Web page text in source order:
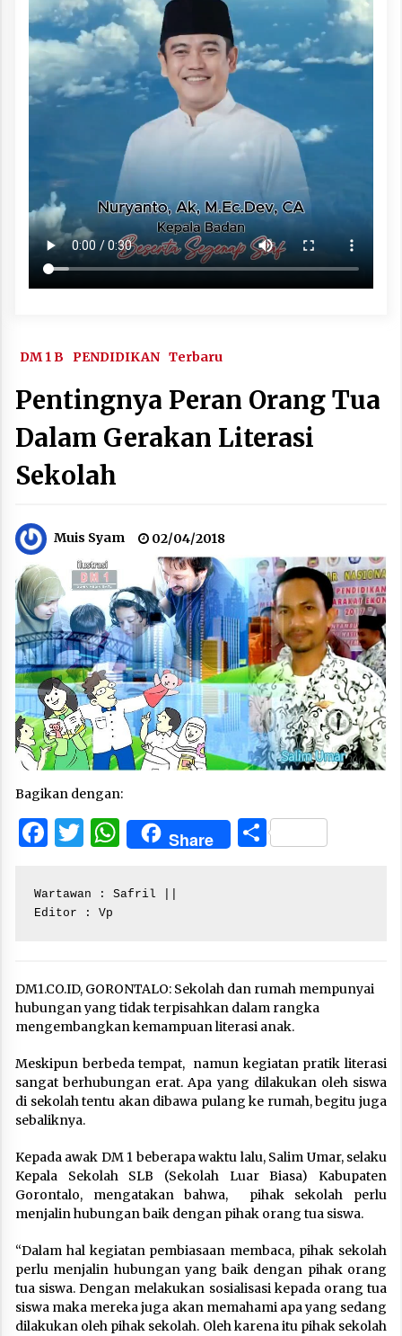
DM 1 B PENDIDIKAN Terbaru
Pentingnya Peran Orang Tua
Dalam Gerakan Literasi
Sekolah
Muis Syam 02/04/2018
Bagikan dengan:
Facebook
Twitter
WhatsApp
Share Share
Wartawan : Safril ||
Editor : Vp
DM1.CO.ID, GORONTALO: Sekolah dan rumah mempunyai
hubungan yang tidak terpisahkan dalam rangka
mengembangkan kemampuan literasi anak.
Meskipun berbeda tempat, namun kegiatan pratik literasi
sangat berhubungan erat. Apa yang dilakukan oleh siswa
di sekolah tentu akan dibawa pulang ke rumah, begitu juga
sebaliknya.
Kepada awak DM 1 beberapa waktu lalu, Salim Umar, selaku
Kepala Sekolah SLB (Sekolah Luar Biasa) Kabupaten
Gorontalo, mengatakan bahwa, pihak sekolah perlu
menjalin hubungan baik dengan pihak orang tua siswa.
‘‘Dalam hal kegiatan pembiasaan membaca, pihak sekolah
perlu menjalin hubungan yang baik dengan pihak orang
tua siswa. Dengan melakukan sosialisasi kepada orang tua
siswa maka mereka juga akan memahami apa yang sedang
dilakukan oleh pihak sekolah. Oleh karena itu pihak sekolah